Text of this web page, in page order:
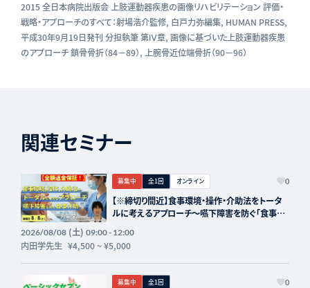
2015 全日本病院出版会 上肢運動器疾患の画像リハビリテーション 評価・
戦略・アプローチのすべて：射場浩介監修, 白戸力弥編集, HUMAN PRESS,
平成30年9月19日発刊 分担執筆 第Ⅳ章, 画像に基づいた上肢運動器疾患
のアプローチ 鎖骨骨折（84－89）, 上腕骨近位端骨折（90－96）
関連セミナー
募集中 全1回 オンライン 0
【※締切り間近】食事環境・操作・介助法をトータ
ルに考えるアプローチ～嚥下障害を防ぐ「食事介
フォーライフ】
2026/08/08(土) 09:00 - 12:00
内田学先生 ¥4,500~¥5,000
募集中 全1回 0